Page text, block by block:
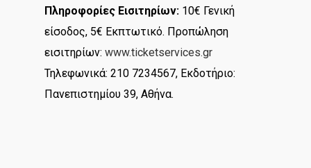
Πληροφορίες Εισιτηρίων: 10€ Γενική
είσοδος, 5€ Εκπτωτικό. Προπώληση
εισιτηρίων: www.ticketservices.gr
Τηλεφωνικά: 210 7234567, Εκδοτήριο:
Πανεπιστημίου 39, Αθήνα.